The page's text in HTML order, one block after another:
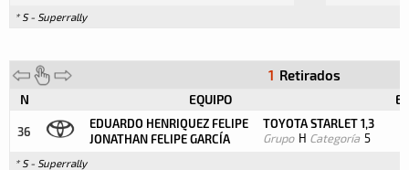
* S - Superrally
1 Retirados
N EQUIPO
36
EDUARDO HENRIQUEZ FELIPE
JONATHAN FELIPE GARCÍA
TOYOTA STARLET 1,3
Grupo H Categoría 5
* S - Superrally